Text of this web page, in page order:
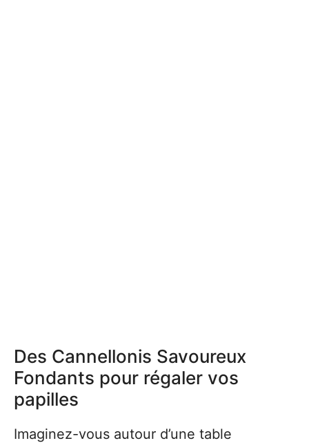
Des Cannellonis Savoureux
Fondants pour régaler vos
papilles
Imaginez-vous autour d’une table